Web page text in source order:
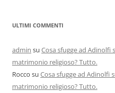
ULTIMI COMMENTI
admin su Cosa sfugge ad Adinolfi
matrimonio religioso? Tutto.
Rocco su Cosa sfugge ad Adinolfi
matrimonio religioso? Tutto.